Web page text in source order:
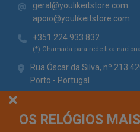
OS RELÓGIOS
geral@youlikeitstore.com
apoio@youlikeitstore.com
+351 224 933 832
(*) Chamada para rede fixa nacional
Rua Óscar da Silva, nº 213
Porto - Portugal